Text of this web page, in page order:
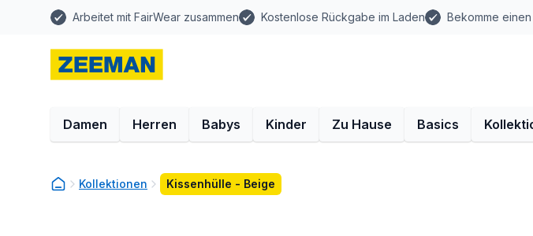
Arbeitet mit FairWear zusammen Kostenlose Rückgabe im Laden Bekomme
Damen Herren Babys Kinder Zu Hause Basics
Kollektionen Kissenhülle - Beige